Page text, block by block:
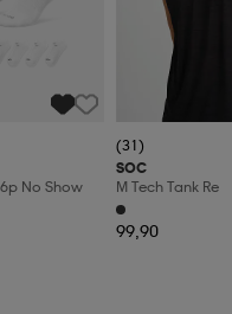
No Show
(31)
SOC
M Tech Tank Re
99,90